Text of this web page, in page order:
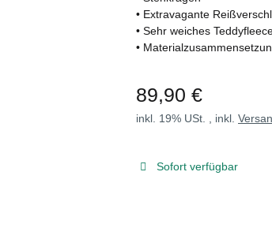
• Extravagante
• Sehr weiches
•
89,90 €
inkl. 19% USt. , inkl.
Sofort verfügbar